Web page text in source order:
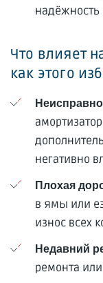
надёжность
Что влияет
как этого
негативно
Плохая
в ямы или
износ всех
Недавний
ремонта